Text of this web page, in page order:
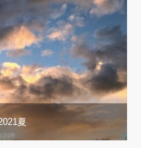
夏